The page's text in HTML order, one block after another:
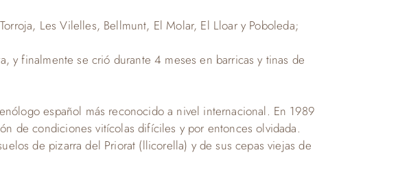
Les Vilelles, Bellmunt, El Molar, El Lloar y Poboleda;
y finalmente se crió durante 4 meses en barricas y tinas de
español más reconocido a nivel internacional. En 1989
de condiciones vitícolas difíciles y por entonces olvidada.
de pizarra del Priorat (llicorella) y de sus cepas viejas de